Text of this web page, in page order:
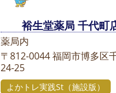
裕生堂薬局 千代町
薬局内
〒812-0044福岡市博多区
24-25
よかトレ実践St（施設版）